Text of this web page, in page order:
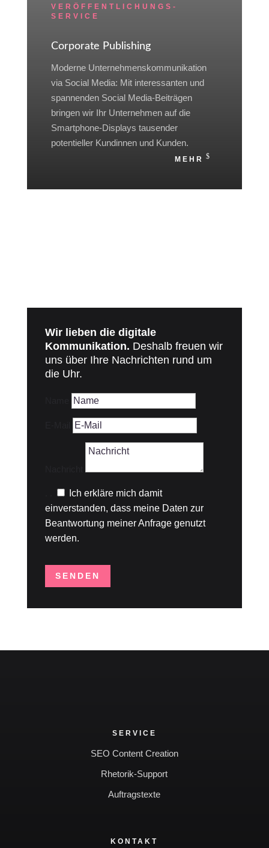
VERÖFFENTLICHUNGS-
SERVICE
Corporate Publishing
Moderne Unternehmenskommunikation
via Social Media: Mit interessanten und
spannenden Social Media-Beiträgen
bringen wir Ihr Unternehmen auf die
Smartphone-Displays tausender
potentieller Kundinnen und Kunden.
MEHR
Wir lieben die digitale
Kommunikation. Deshalb freuen wir
uns über Ihre Nachrichten rund um
die Uhr.
Ich erkläre mich damit
einverstanden, dass meine Daten zur
Beantwortung meiner Anfrage genutzt
werden.
SENDEN
SERVICE
SEO Content Creation
Rhetorik-Support
Auftragstexte
KONTAKT